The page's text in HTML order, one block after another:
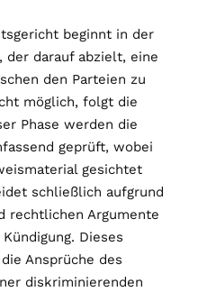
beginnt in der
der darauf abzielt, eine
den Parteien zu
möglich, folgt die
Phase werden die
geprüft, wobei
gesichtet
schließlich aufgrund
rechtlichen Argumente
Dieses
Ansprüche des
diskriminierenden